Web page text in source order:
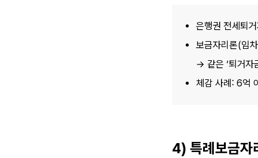
은행권 전세퇴
보금자리론(임
→ 같은 ‘퇴거자
체감 사례: 6억
4) 특례보금자